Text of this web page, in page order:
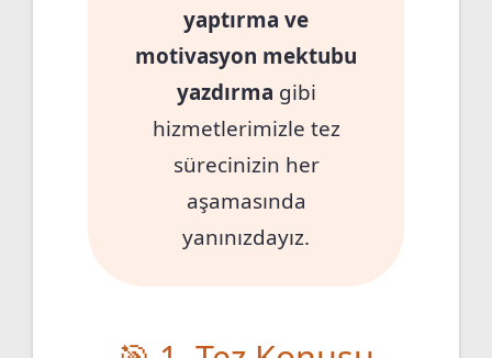
yaptırma ve
motivasyon mektubu
yazdırma gibi
hizmetlerimizle tez
sürecinizin her
aşamasında
yanınızdayız.